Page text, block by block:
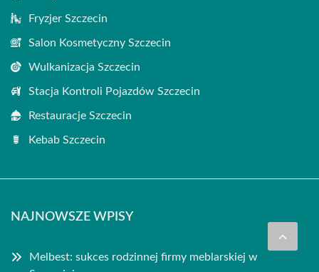
Fryzjer Szczecin
Salon Kosmetyczny Szczecin
Wulkanizacja Szczecin
Stacja Kontroli Pojazdów Szczecin
Restauracje Szczecin
Kebab Szczecin
NAJNOWSZE WPISY
Melbest: sukces rodzinnej firmy meblarskiej w